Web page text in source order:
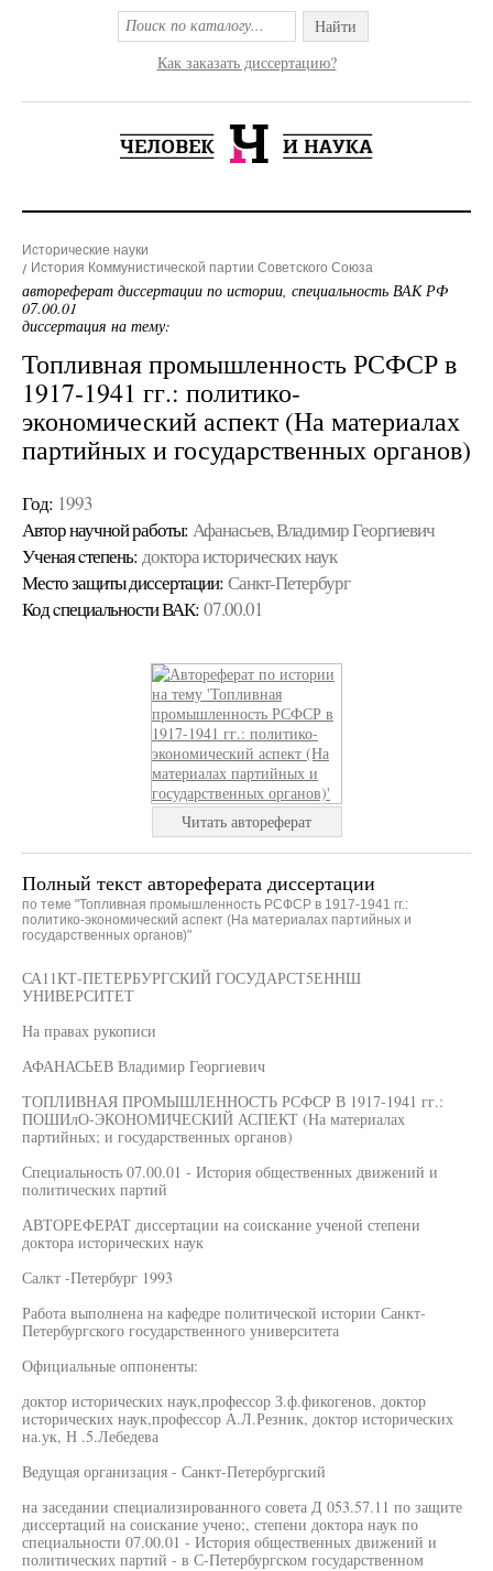
Найти
Как заказать диссертацию?
Исторические науки
История Коммунистической партии Советского Союза
автореферат диссертации по истории, специальность ВАК РФ
07.00.01
диссертация на тему:
Топливная промышленность РСФСР в
1917-1941 гг.: политико-
экономический аспект (На материалах
партийных и государственных органов)
Год: 1993
Автор научной работы: Афанасьев, Владимир Георгиевич
Ученая cтепень: доктора исторических наук
Место защиты диссертации: Санкт-Петербург
Код cпециальности ВАК: 07.00.01
Читать автореферат
Полный текст автореферата диссертации
по теме "Топливная промышленность РСФСР в 1917-1941 гг.:
политико-экономический аспект (На материалах партийных и
государственных органов)"
СА11КТ-ПЕТЕРБУРГСКИЙ ГОСУДАРСТ5ЕННШ
УНИВЕРСИТЕТ
На правах рукописи
АФАНАСЬЕВ Владимир Георгиевич
ТОПЛИВНАЯ ПРОМЫШЛЕННОСТЬ РСФСР В 1917-1941 гг.:
ПОШИлО-ЭКОНОМИЧЕСКИЙ АСПЕКТ (На материалах
партийных; и государственных органов)
Специальность 07.00.01 - История общественных движений и
политических партий
АВТОРЕФЕРАТ диссертации на соискание ученой степени
доктора исторических наук
Салкт -Петербург 1993
Работа выполнена на кафедре политической истории Санкт-
Петербургского государственного университета
Официальные оппоненты:
доктор исторических наук,профессор З.ф.фикогенов, доктор
исторических наук,профессор А.Л.Резник, доктор исторических
на.ук, Н .5.Лебедева
Ведущая организация - Санкт-Петербургский
на заседании специализированного совета Д 053.57.11 по защите
диссертаций на соискание учено;, степени доктора наук по
специальности 07.00.01 - История общественных движений и
политических партий - в С-Петербургском государственном